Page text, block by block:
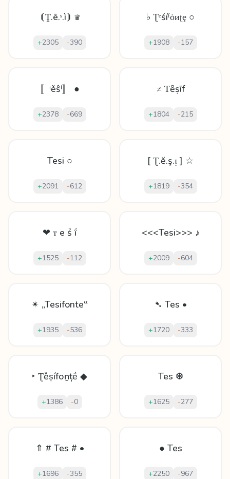
⦗Ṱ.ē.ˢ.ì⦘ ♛
+2305 -390
♭ Ʈᵉśíᶠȯᴎʈȩ ○
+1908 -157
〚ᵗěŝⁱ〛 ●
+2378 -669
≠ Ƭȇṣīf
+1804 -215
Tesi ○
+2091 -612
[ Ʈ.ĕ.ş.ᴉ ] ☆
+1819 -354
❤ ᴛ е ṥ ḯ
+1525 -112
<<<Tesi>>> ♪
+2009 -604
✴ „Tesifonte‟
+1935 -536
➷ Tes •
+1720 -333
‣ Ʈȅṣífоṉțḗ ◆
+1386 -0
Tes ❆
+1625 -277
⇑ # Tes # •
+1696 -355
● Tes
+2250 -967